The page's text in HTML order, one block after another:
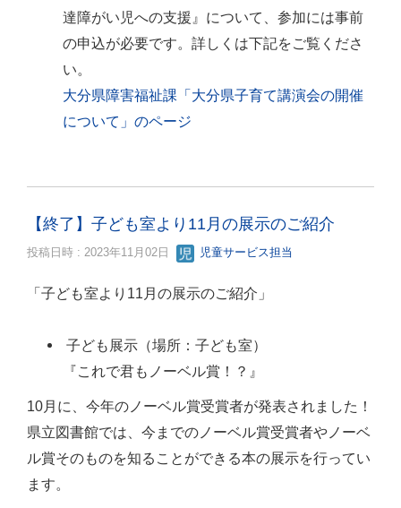
達障がい児への支援』について、参加には事前
の申込が必要です。詳しくは下記をご覧くださ
い。
大分県障害福祉課「大分県子育て講演会の開催
について」のページ
【終了】子ども室より11月の展示のご紹介
投稿日時 : 2023年11月02日 児童サービス担当
「子ども室より11月の展示のご紹介」
子ども展示（場所：子ども室）
『これで君もノーベル賞！？』
10月に、今年のノーベル賞受賞者が発表されました！
県立図書館では、今までのノーベル賞受賞者やノーベ
ル賞そのものを知ることができる本の展示を行ってい
ます。